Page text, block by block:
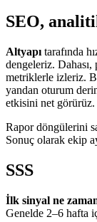
SEO,
Altyapı tarafında
dengeleriz. Dahası,
metriklerle izleriz.
yandan oturum
etkisini net görürüz.
Rapor döngülerini
Sonuç olarak ekip
SSS
İlk sinyal ne
Genelde 2–6 hafta